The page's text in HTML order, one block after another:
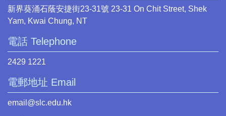
新界葵涌石蔭安捷街23-31號 23-31 On Chit Street, Shek
Yam, Kwai Chung, NT
電話 Telephone
2429 1221
電郵地址 Email
email@slc.edu.hk